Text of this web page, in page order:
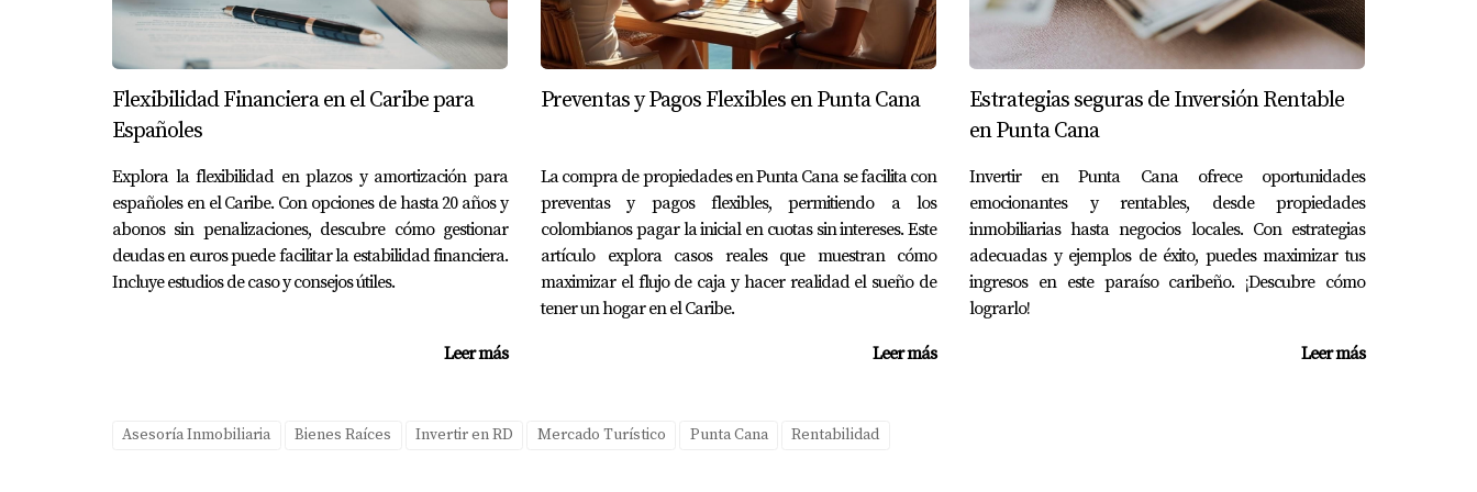
Downtown Punta Cana continúa expandiéndose con nuevas atracciones, comercios y proyectos, lo cual impulsa la plusvalía de los desarrollos
inmobiliarios ubicados en la zona, incluyendo Oasis Lake.
Incremento anual en la demanda turística.
Nuevos proyectos comerciales y residenciales en desarrollo.
Mayor valorización del metro cuadrado año tras año.
4. Flexibilidad total para operar como alquiler vacacional
Oasis Lake ofrece libertad total para gestionar tu unidad como alquiler vacacional, lo que te permite maximizar ingresos con una estrategia
personalizada según tus objetivos.
Compatible con Airbnb, Booking y otras plataformas.
Flexibilidad Financiera en el Caribe para
Españoles
Explora la flexibilidad en plazos y amortización para
españoles en el Caribe. Con opciones de hasta 20 años y
abonos sin penalizaciones, descubre cómo gestionar
deudas en euros puede facilitar la estabilidad financiera.
Incluye estudios de caso y consejos útiles.
Leer más
Preventas y Pagos Flexibles en Punta Cana
La compra de propiedades en Punta Cana se facilita con
preventas y pagos flexibles, permitiendo a los
colombianos pagar la inicial en cuotas sin intereses. Este
artículo explora casos reales que muestran cómo
maximizar el flujo de caja y hacer realidad el sueño de
tener un hogar en el Caribe.
Leer más
Estrategias seguras de Inversión Rentable
en Punta Cana
Invertir en Punta Cana ofrece oportunidades
emocionantes y rentables, desde propiedades
inmobiliarias hasta negocios locales. Con estrategias
adecuadas y ejemplos de éxito, puedes maximizar tus
ingresos en este paraíso caribeño. ¡Descubre cómo
lograrlo!
Leer más
Asesoría Inmobiliaria Bienes Raíces Invertir en RD Mercado Turístico Punta Cana Rentabilidad